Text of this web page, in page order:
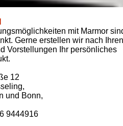
mit Marmor
Gerne erstellen wir nach Ihren
Vorstellungen Ihr persönliches
12
,
und Bonn,
9444916